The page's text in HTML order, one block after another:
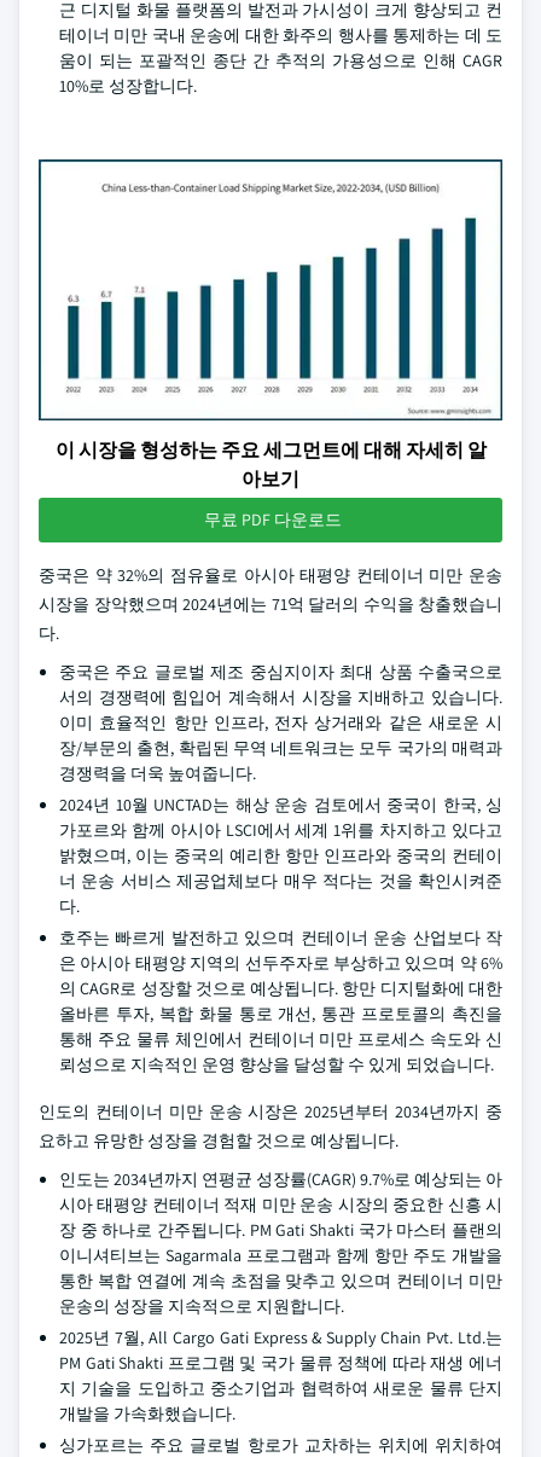
근 디지털 화물 플랫폼의 발전과 가시성이 크게 향상되고 컨
테이너 미만 국내 운송에 대한 화주의 행사를 통제하는 데 도
움이 되는 포괄적인 종단 간 추적의 가용성으로 인해 CAGR
10%로 성장합니다.
이 시장을 형성하는 주요 세그먼트에 대해 자세히 알
아보기
무료 PDF 다운로드
중국은 약 32%의 점유율로 아시아 태평양 컨테이너 미만 운송
시장을 장악했으며 2024년에는 71억 달러의 수익을 창출했습니
다.
중국은 주요 글로벌 제조 중심지이자 최대 상품 수출국으로
서의 경쟁력에 힘입어 계속해서 시장을 지배하고 있습니다.
이미 효율적인 항만 인프라, 전자 상거래와 같은 새로운 시
장/부문의 출현, 확립된 무역 네트워크는 모두 국가의 매력과
경쟁력을 더욱 높여줍니다.
2024년 10월 UNCTAD는 해상 운송 검토에서 중국이 한국, 싱
가포르와 함께 아시아 LSCI에서 세계 1위를 차지하고 있다고
밝혔으며, 이는 중국의 예리한 항만 인프라와 중국의 컨테이
너 운송 서비스 제공업체보다 매우 적다는 것을 확인시켜준
다.
호주는 빠르게 발전하고 있으며 컨테이너 운송 산업보다 작
은 아시아 태평양 지역의 선두주자로 부상하고 있으며 약 6%
의 CAGR로 성장할 것으로 예상됩니다. 항만 디지털화에 대한
올바른 투자, 복합 화물 통로 개선, 통관 프로토콜의 촉진을
통해 주요 물류 체인에서 컨테이너 미만 프로세스 속도와 신
뢰성으로 지속적인 운영 향상을 달성할 수 있게 되었습니다.
인도의 컨테이너 미만 운송 시장은 2025년부터 2034년까지 중
요하고 유망한 성장을 경험할 것으로 예상됩니다.
인도는 2034년까지 연평균 성장률(CAGR) 9.7%로 예상되는 아
시아 태평양 컨테이너 적재 미만 운송 시장의 중요한 신흥 시
장 중 하나로 간주됩니다. PM Gati Shakti 국가 마스터 플랜의
이니셔티브는 Sagarmala 프로그램과 함께 항만 주도 개발을
통한 복합 연결에 계속 초점을 맞추고 있으며 컨테이너 미만
운송의 성장을 지속적으로 지원합니다.
2025년 7월, All Cargo Gati Express & Supply Chain Pvt. Ltd.는
PM Gati Shakti 프로그램 및 국가 물류 정책에 따라 재생 에너
지 기술을 도입하고 중소기업과 협력하여 새로운 물류 단지
개발을 가속화했습니다.
싱가포르는 주요 글로벌 항로가 교차하는 위치에 위치하여